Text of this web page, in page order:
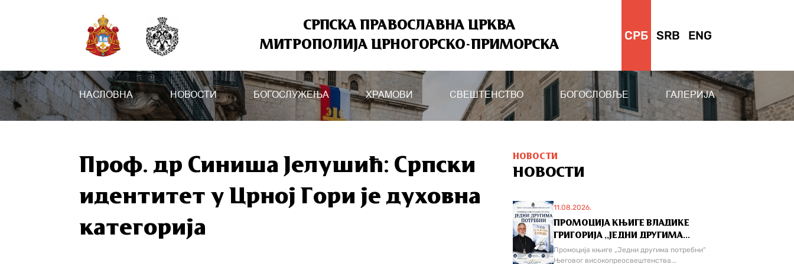
СРПСКА ПРАВОСЛАВНА ЦРКВА
МИТРОПОЛИЈА ЦРНОГОРСКО-ПРИМОРСКА
СРБ SRB ENG
НАСЛОВНА НОВОСТИ БОГОСЛУЖЕЊА ХРАМОВИ СВЕШТЕНСТВО БОГОСЛОВЉЕ ГАЛЕРИЈА
Проф. др Синиша Јелушић: Српски
идентитет у Црној Гори је духовна
категорија
НОВОСТИ
НОВОСТИ
11.08.2026.
ПРОМОЦИЈА КЊИГЕ ВЛАДИКЕ
ГРИГОРИЈА ,,ЈЕДНИ ДРУГИМА...
Промоција књиге „Једни другима потребни“
Његовог високопреосвештенства...